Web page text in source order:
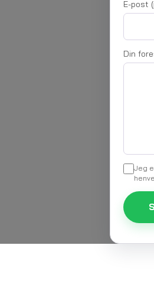
E-post
Din
Jeg